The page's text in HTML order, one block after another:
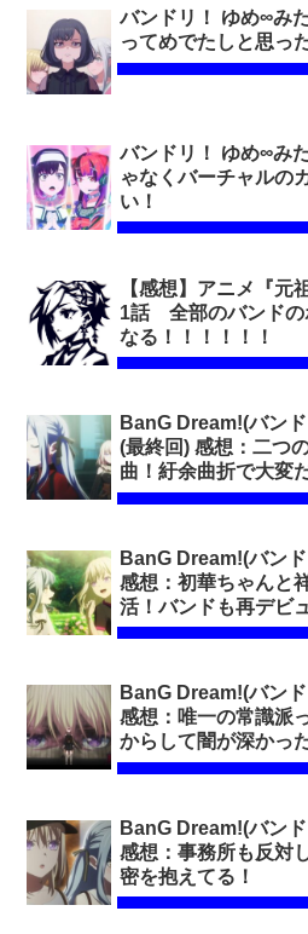
バンドリ！ ゆめ∞み
ってめでたしと思っ
バンドリ！ ゆめ∞み
ゃなくバーチャルの
い！
【感想】アニメ『元
1話 全部のバンドの
なる！！！！！！
BanG Dream!(バン
(最終回) 感想：二つ
曲！紆余曲折で大変
BanG Dream!(バン
感想：初華ちゃんと
活！バンドも再デビ
BanG Dream!(バン
感想：唯一の常識派
からして闇が深かっ
BanG Dream!(バン
感想：事務所も反対
密を抱えてる！